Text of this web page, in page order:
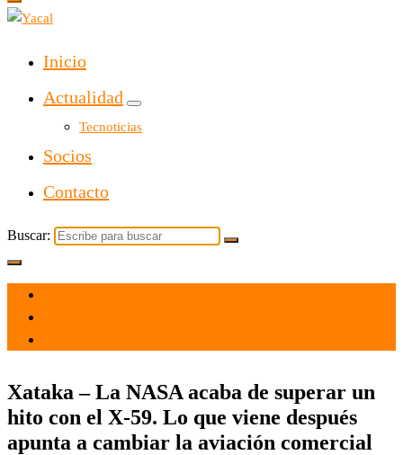
Yacal micro hosting
Inicio
Actualidad
Tecnoticias
Socios
Contacto
Buscar:
Xataka – La NASA acaba de superar un
hito con el X-59. Lo que viene después
apunta a cambiar la aviación comercial